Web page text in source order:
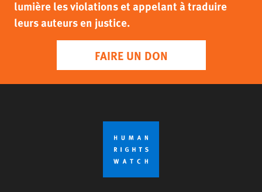
lumière les violations et appelant à traduire
leurs auteurs en justice.
FAIRE UN DON